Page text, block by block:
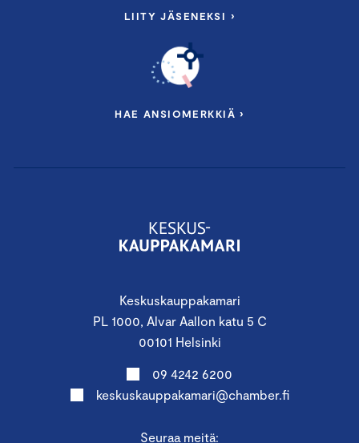
Keskuskauppakamari
PL 1000, Alvar Aallon katu 5 C
00101 Helsinki
09 4242 6200
keskuskauppakamari@chamber.fi
Seuraa meitä:
LIITY JÄSENEKSI ›
HAE ANSIOMERKKIÄ ›